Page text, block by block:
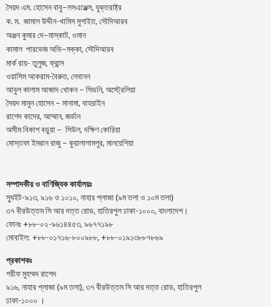
সৈয়দ এম. হোসেন বাবু–লসএঞ্জেল্স, যুক্তরাষ্ট্র
ক. ম. জামাল উদ্দীন-খামিস মুশাইত, সৌদিআরব
অঞ্জন কুমার দে–মাস্কাট, ওমান
কামাল পারভেজ অভি–মক্কা, সৌদিআরব
মার্ক রায়- তুলুজ, ফ্রান্স
ওয়াসিম আকরাম-বৈরুত, লেবানন
আবুল কালাম আজাদ খোকন – সিডনি, অস্ট্রেলিয়া
সৈয়দ মামুন হোসেন – মানামা, বাহরাইন
রাশেদ কাদের, আম্মান, জর্ডান
অসীম বিকাশ বড়ুয়া – সিউল, দক্ষিণ কোরিয়া
মোস্তফা ইমরান রাজু – কুয়ালালামপুর, মালয়েশিয়া
সম্পাদকীয় ও বাণিজ্যিক কার্যালয়ঃ
স্যুইট-৯১৩, ৯১৬ ও ১০১০, নাহার প্লাজা (৯ম তলা ও ১০ম তলা)
৩৭ বীরউত্তম সি আর দত্ত রোড, হাতিরপুল ঢাকা-১০০০, বাংলাদেশ।
ফোনঃ +৮৮-০২-৯৬১৪৪৫৩, ৯৬৭৭১৯৮
মোবাইল: +৮৮-০১৭১৬-৮০০৯৮৮, +৮৮-০১৯১৩৮৮৭৮৬৯
প্রকাশকঃ
শরীফ মুহম্মদ রাশেদ
৯১৬, নাহার প্লাজা (৯ম তলা), ৩৭ বীরউত্তম সি আর দত্ত রোড, হাতিরপুল
ঢাকা-১০০০ ।